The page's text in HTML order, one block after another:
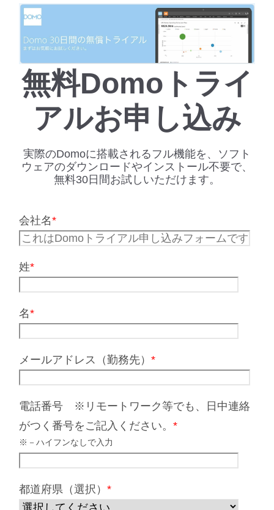
無料Domoトライ
アルお申し込み
実際のDomoに搭載されるフル機能を、ソフト
ウェアのダウンロードやインストール不要で、
無料30日間お試しいただけます。
会社名*
姓*
名*
メールアドレス（勤務先） *
電話番号 ※リモートワーク等でも、日中連絡
がつく番号をご記入ください。 *
※－ハイフンなしで入力
都道府県（選択） *